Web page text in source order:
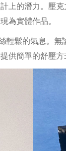
的潛力。壓
為實體作品。
鬆的氣息。
供簡單的舒壓方